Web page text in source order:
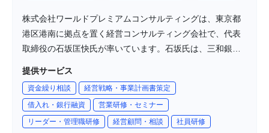
株式会社ワールドプレミアムコンサルティングは、東京都
港区港南に拠点を置く経営コンサルティング会社で、代表
取締役の石坂匡快氏が率いています。石坂氏は、三和銀行
研修講師として30年以上の経験を有しています。同社は、
企業の経営戦略から人材育成、業務改善まで幅広い分野で
支援を行い、特に中堅・中小企業の成長をサポートしてい
提供サービス
資金繰り相談
経営戦略・事業計画書策定
借入れ・銀行融資
営業研修・セミナー
リーダー・管理職研修
経営顧問・相談 社員研修